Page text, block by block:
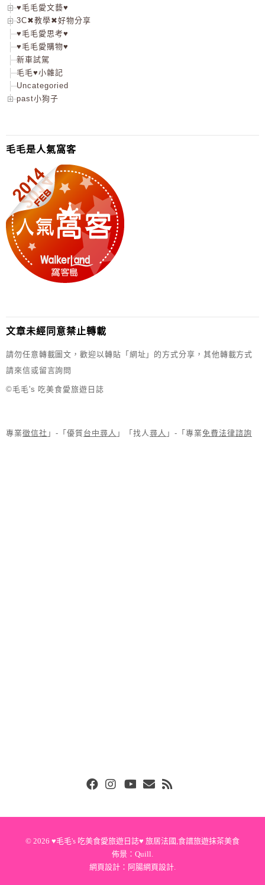
♥毛毛愛文藝♥
3C✖教學✖好物分享
♥毛毛愛思考♥
♥毛毛愛購物♥
新車試駕
毛毛♥小雜記
Uncategoried
past小狗子
毛毛是人氣窩客
文章未經同意禁止轉載
請勿任意轉載圖文，歡迎以轉貼「網址」的方式分享，其他轉載方式
請來信或留言詢問
©毛毛's 吃美食愛旅遊日誌
專業徵信社 」-「優質台中尋人 」「找人尋人 」-「專業免費法律諮詢
© 2026 ♥毛毛's 吃美食愛旅遊日誌♥ 旅居法國,食譜旅遊抹茶美食
佈景： Quill.
網頁設計： 阿腸網頁設計.